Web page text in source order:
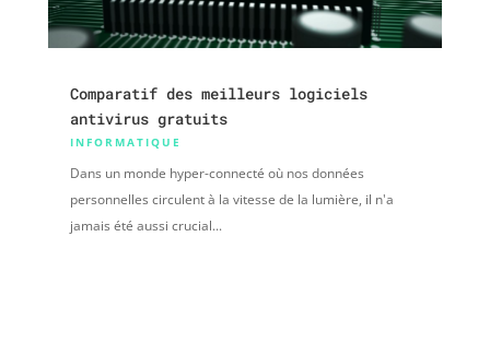
Comparatif des meilleurs logiciels
antivirus gratuits
INFORMATIQUE
Dans un monde hyper-connecté où nos données
personnelles circulent à la vitesse de la lumière, il n'a
jamais été aussi crucial...